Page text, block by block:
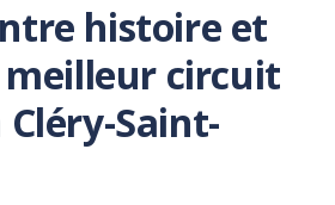
histoire et
circuit
Saint-